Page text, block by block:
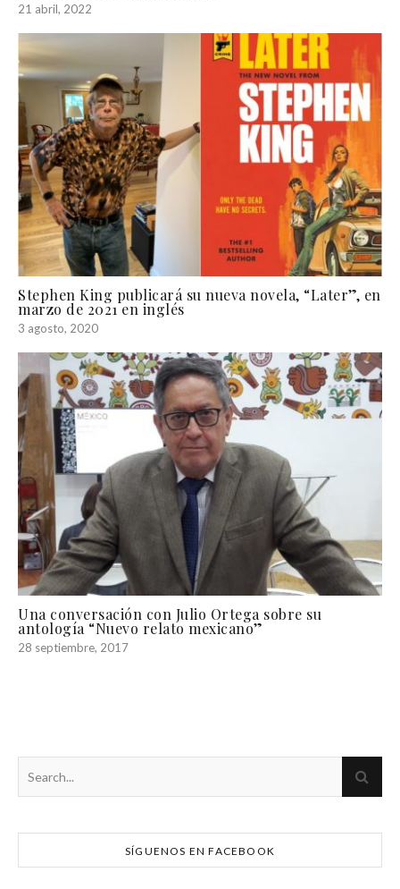
21 abril, 2022
Stephen King publicará su nueva novela, “Later”, en
marzo de 2021 en inglés
3 agosto, 2020
Una conversación con Julio Ortega sobre su
antología “Nuevo relato mexicano”
28 septiembre, 2017
SÍGUENOS EN FACEBOOK